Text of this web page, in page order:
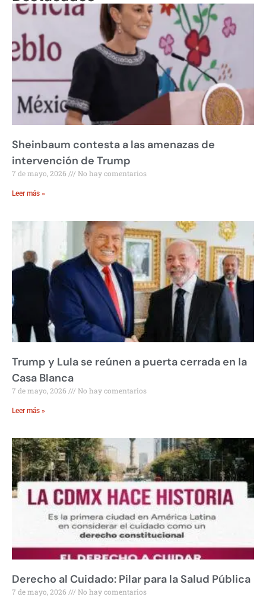
Sheinbaum contesta a las amenazas de
intervención de Trump
7 de mayo, 2026 No hay comentarios
Leer más »
Trump y Lula se reúnen a puerta cerrada en la
Casa Blanca
7 de mayo, 2026 No hay comentarios
Leer más »
Derecho al Cuidado: Pilar para la Salud Pública
7 de mayo, 2026 No hay comentarios